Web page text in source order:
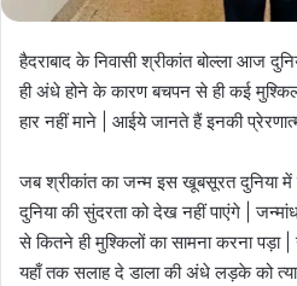
हैदराबाद के निवासी श्रीकांत बोल्ला आज
ही अंधे होने के कारण बचपन से ही कई
हार नहीं माने | आईये जानते हैं इनकी
जब श्रीकांत का जन्म इस खूबसूरत दुनिया में
दुनिया की सुंदरता को देख नहीं पाएंगे |
से कितने ही मुश्किलों का सामना करना पड़ा |
यहाँ तक सलाह दे डाला की अंधे लड़के को